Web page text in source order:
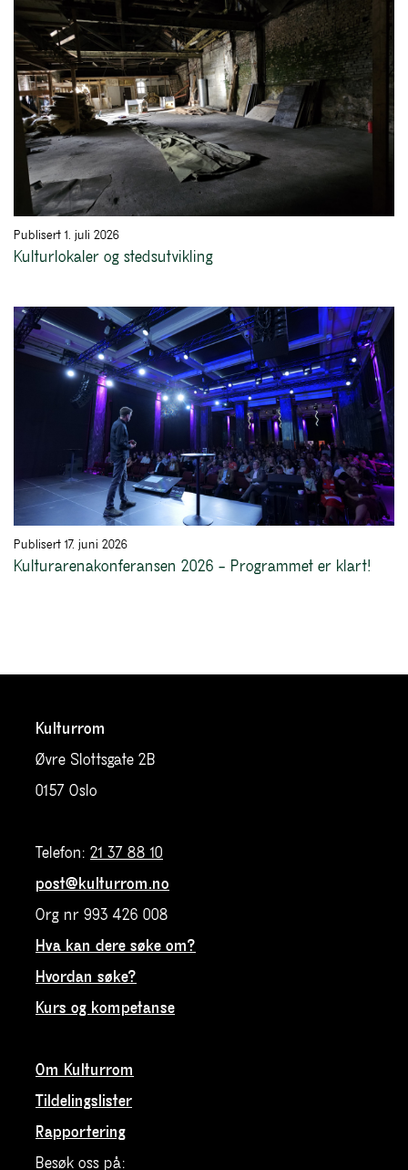
Publisert 1. juli 2026
Kulturlokaler og stedsutvikling
Publisert 17. juni 2026
Kulturarenakonferansen 2026 – Programmet er klart!
Kulturrom
Øvre Slottsgate 2B
0157 Oslo
Telefon: 21 37 88 10
post@kulturrom.no
Org nr 993 426 008
Hva kan dere søke om?
Hvordan søke?
Kurs og kompetanse
Om Kulturrom
Tildelingslister
Rapportering
Besøk oss på: